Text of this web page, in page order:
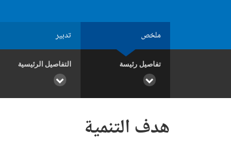
ملخص تدبير
تفاصيل رئيسة التفاصيل الرئيسية
هدف التنمية